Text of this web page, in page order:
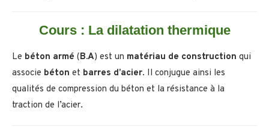
Cours : La dilatation thermique
Le béton armé (B.A) est un matériau de construction qui
associe béton et barres d’acier. Il conjugue ainsi les
qualités de compression du béton et la résistance à la
traction de l’acier.